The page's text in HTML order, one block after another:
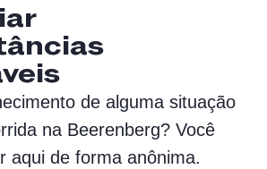
de alguma situação
na Beerenberg? Você
aqui de forma anônima.